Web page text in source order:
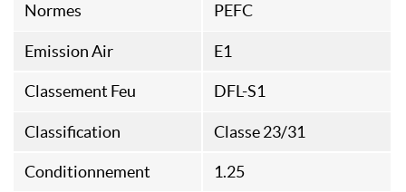
Normes PEFC
Emission Air E1
Classement Feu DFL-S1
Classification Classe 23/31
Conditionnement 1.25